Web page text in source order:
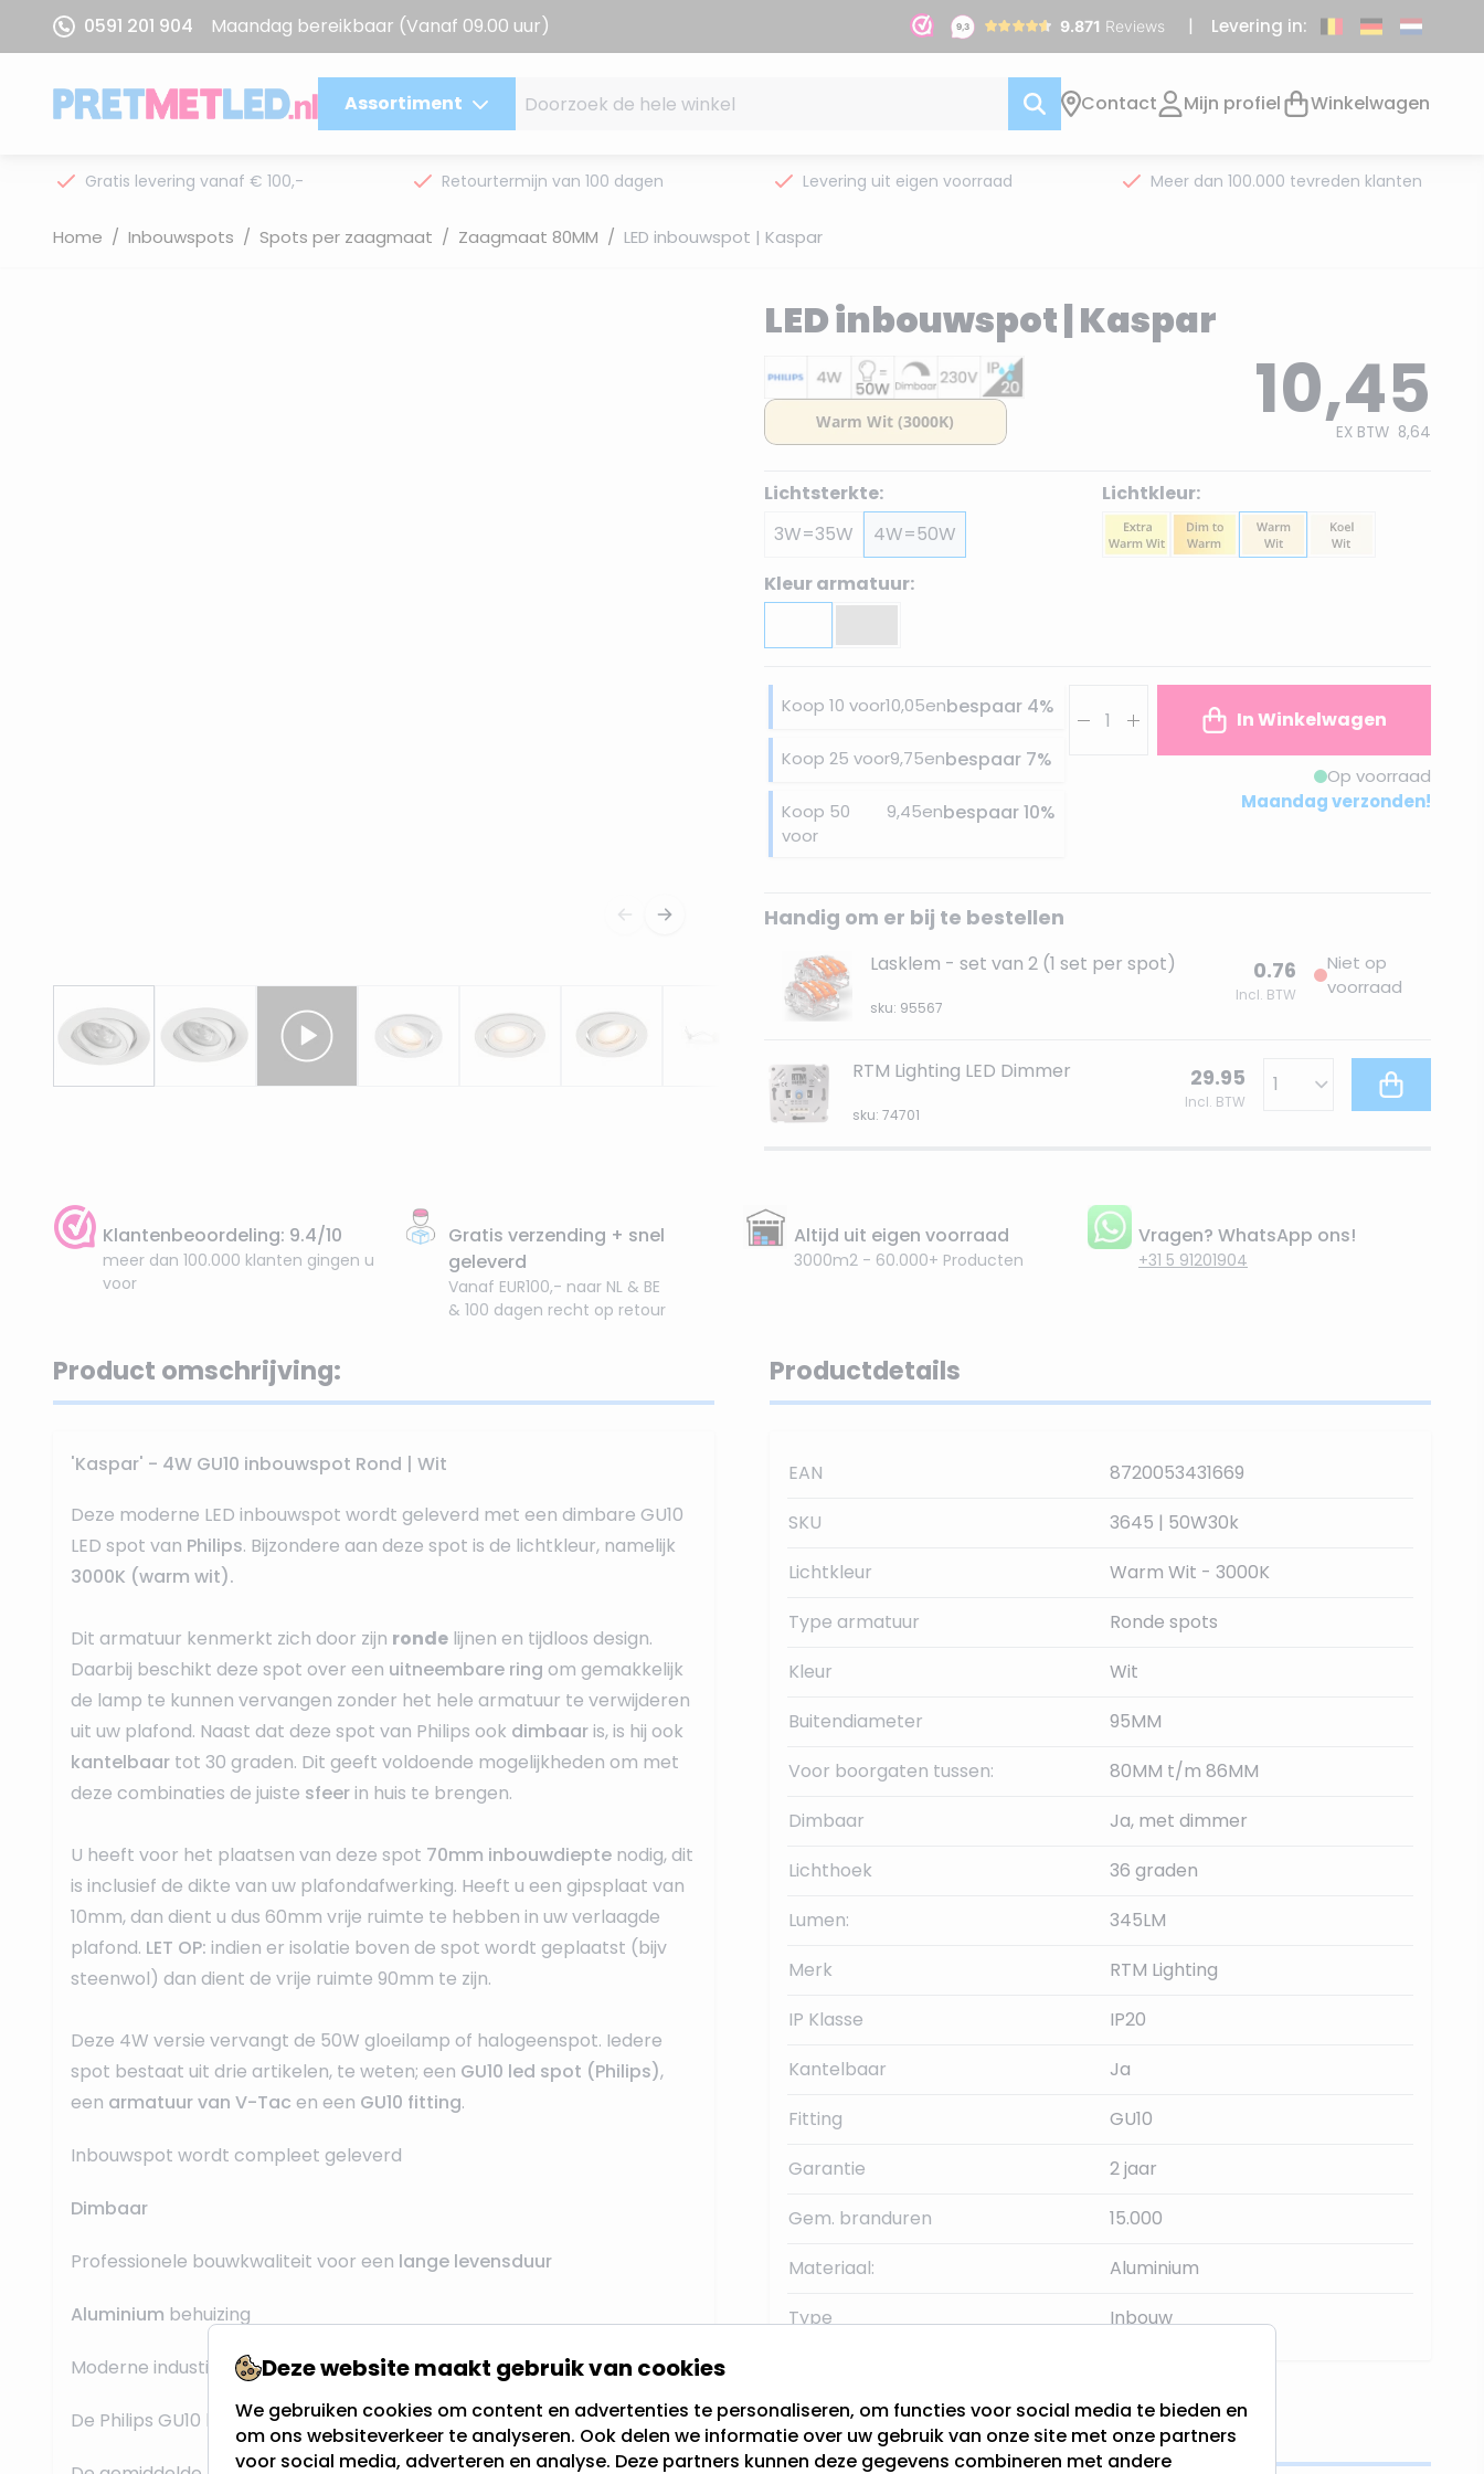
Ga naar de inhoud
0591 201 904 Maandag bereikbaar (Vanaf 09.00 uur) Levering in:
Assortiment Contact Mijn profiel Winkelwagen
Gratis levering vanaf € 100,- Retourtermijn van 100 dagen Levering uit eigen voorraad Meer dan 100.000 tevreden klanten
Home / Inbouwspots / Spots per zaagmaat / Zaagmaat 80MM / LED inbouwspot | Kaspar
LED inbouwspot | Kaspar
10,45
EX BTW 8,64
Lichtsterkte:
3W=35W
4W=50W
Lichtkleur:
Kleur armatuur:
Koop 10 voor10,05enbespaar 4%
Koop 25 voor9,75enbespaar 7%
Koop 50
voor
9,45enbespaar10%
In Winkelwagen
Op voorraad
Maandag verzonden!
Handig om er bij te bestellen
Lasklem - set van 2 (1 set per spot)
sku: 95567
0.76
Incl. BTW
Niet op
voorraad
RTM Lighting LED Dimmer
sku: 74701
29.95
Incl. BTW
Klantenbeoordeling: 9.4/10
meer dan 100.000 klanten gingen u
voor
Gratis verzending + snel
geleverd
Vanaf EUR100,- naar NL & BE
& 100 dagen recht op retour
Altijd uit eigen voorraad
3000m2 - 60.000+ Producten
Vragen? WhatsApp ons!
+31 5 91201904
Product omschrijving:
'Kaspar' - 4W GU10 inbouwspot Rond | Wit
Deze moderne LED inbouwspot wordt geleverd met een dimbare GU10
LED spot van Philips. Bijzondere aan deze spot is de lichtkleur, namelijk
3000K (warm wit).
Dit armatuur kenmerkt zich door zijn ronde lijnen en tijdloos design.
Daarbij beschikt deze spot over een uitneembare ring om gemakkelijk
de lamp te kunnen vervangen zonder het hele armatuur te verwijderen
uit uw plafond. Naast dat deze spot van Philips ook dimbaaris, is hij ook
kantelbaar tot 30 graden. Dit geeft voldoende mogelijkheden om met
deze combinaties de juiste sfeerin huis te brengen.
U heeft voor het plaatsen van deze spot 70mm inbouwdiepte nodig, dit
is inclusief de dikte van uw plafondafwerking. Heeft u een gipsplaat van
10mm, dan dient u dus 60mm vrije ruimte te hebben in uw verlaagde
plafond. LET OP: indien er isolatie boven de spot wordt geplaatst (bijv
steenwol) dan dient de vrije ruimte 90mm te zijn.
Deze 4W versie vervangt de 50W gloeilamp of halogeenspot. Iedere
spot bestaat uit drie artikelen, te weten; een GU10 led spot (Philips),
een armatuur van V-Tac en een GU10 fitting.
Inbouwspot wordt compleet geleverd
Dimbaar
Professionele bouwkwaliteit voor een lange levensduur
Aluminium behuizing
Moderne industiële look
De Philips GU10 lichtbron isvervangbaar
Productdetails
EAN
8720053431669
SKU
3645 | 50W30k
Lichtkleur
Warm Wit - 3000K
Type armatuur
Ronde spots
Kleur
Wit
Buitendiameter
95MM
Voor boorgaten tussen:
80MM t/m 86MM
Dimbaar
Ja, met dimmer
Lichthoek
36 graden
Lumen:
345LM
Merk
RTM Lighting
IP Klasse
IP20
Kantelbaar
Ja
Fitting
GU10
Garantie
2 jaar
Gem. branduren
15.000
Materiaal:
Aluminium
Type
Inbouw
Aansluiten inbouwspots
Deze website maakt gebruik van cookies
We gebruiken cookies om content en advertenties te personaliseren, om functies voor social media te bieden en
om ons websiteverkeer te analyseren. Ook delen we informatie over uw gebruik van onze site met onze partners
voor social media, adverteren en analyse. Deze partners kunnen deze gegevens combineren met andere